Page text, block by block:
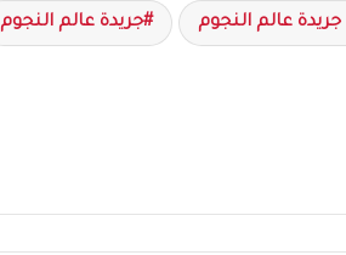
جريدة عالم النجوم جريدة عالم النجوم